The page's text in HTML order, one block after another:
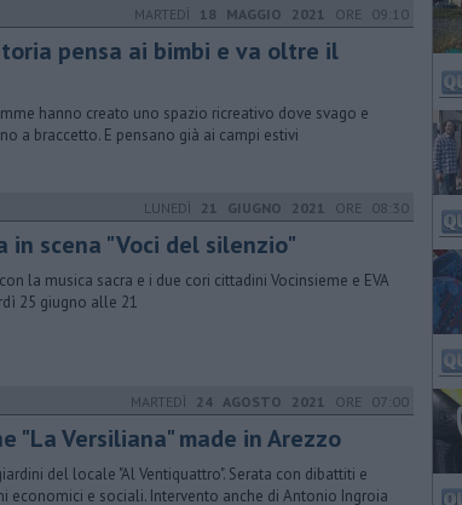
MARTEDÌ 18 MAGGIO 2021 ORE 09:10
pensa ai bimbi e va oltre il
hanno creato uno spazio ricreativo dove svago e
a braccetto. E pensano già ai campi estivi
LUNEDÌ 21 GIUGNO 2021 ORE 08:30
in scena "Voci del silenzio"
la musica sacra e i due cori cittadini Vocinsieme e EVA
25 giugno alle 21
MARTEDÌ 24 AGOSTO 2021 ORE 07:00
"La Versiliana" made in Arezzo
del locale "Al Ventiquattro". Serata con dibattiti e
economici e sociali. Intervento anche di Antonio Ingroia